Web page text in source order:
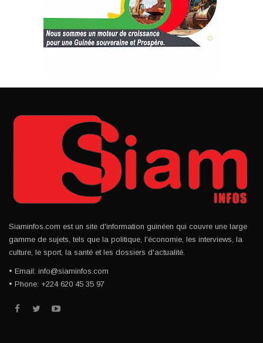
Siaminfos.com est un site d'information guinéen qui couvre une large
gamme de sujets, tels que la politique, l'économie, les interviews, la
culture, le sport, la santé et les dossiers d'actualité.
• Email: info@siaminfos.com
• Phone: +224 620 45 35 97